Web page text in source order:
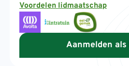
Voordelen lidmaatschap
Aanmelden als